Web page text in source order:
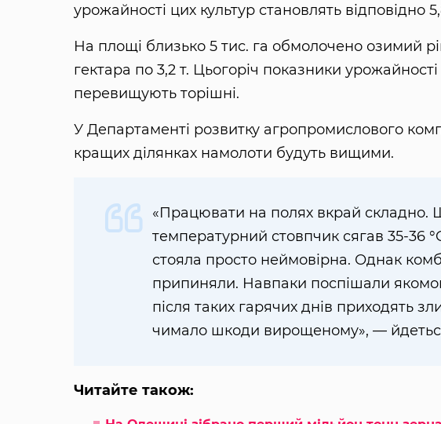
урожайності цих культур становлять відповідно
На площі близько 5 тис. га обмолочено озимий
гектара по 3,2 т. Цьогоріч показники урожайності
перевищують торішні.
У Департаменті розвитку агропромислового
кращих ділянках намолоти будуть вищими.
«Працювати на полях вкрай складно.
температурний стовпчик сягав 35-36
стояла просто неймовірна. Однак
припиняли. Навпаки поспішали
після таких гарячих днів приходять
чимало шкоди вирощеному», —
Читайте також: